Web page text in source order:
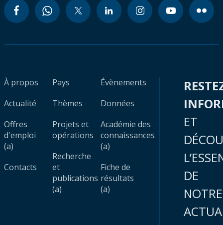
À propos
Actualité
Offres
d'emploi
(a)
Contacts
Pays
Thèmes
Projets et
opérations
Recherche
et
publications
(a)
Évènements
Données
Académie des
connaissances
(a)
Fiche de
résultats
(a)
ET
DE
NOTRE